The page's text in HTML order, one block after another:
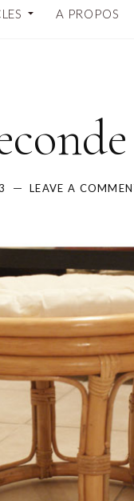
A PROPOS
LEAVE A